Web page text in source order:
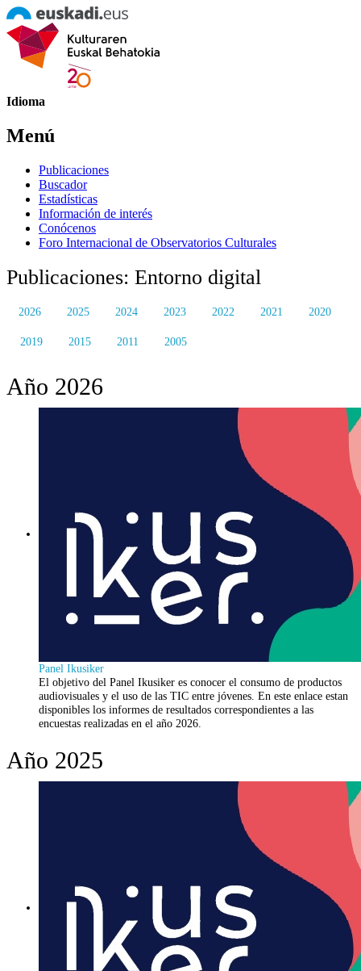
Idioma
Menú
Publicaciones
Buscador
Estadísticas
Información de interés
Conócenos
Foro Internacional de Observatorios Culturales
Publicaciones: Entorno digital
2026 2025 2024 2023 2022 2021 2020
2019 2015 2011 2005
Año 2026
Panel Ikusiker
El objetivo del Panel Ikusiker es conocer el consumo de productos
audiovisuales y el uso de las TIC entre jóvenes. En este enlace estan
disponibles los informes de resultados correspondientes a las
encuestas realizadas en el año 2026.
Año 2025